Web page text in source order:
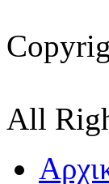
All